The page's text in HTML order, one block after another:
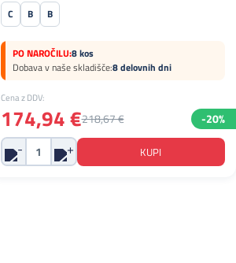
C B B
PO NAROČILU:8 kos
Dobava v naše skladišče:8 delovnih dni
Cena z DDV:
174,94 €218,67 € -20%